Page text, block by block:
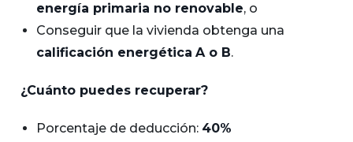
energía primaria no renovable, o
Conseguir que la vivienda obtenga una
calificación energética A o B.
¿Cuánto puedes recuperar?
Porcentaje de deducción: 40%